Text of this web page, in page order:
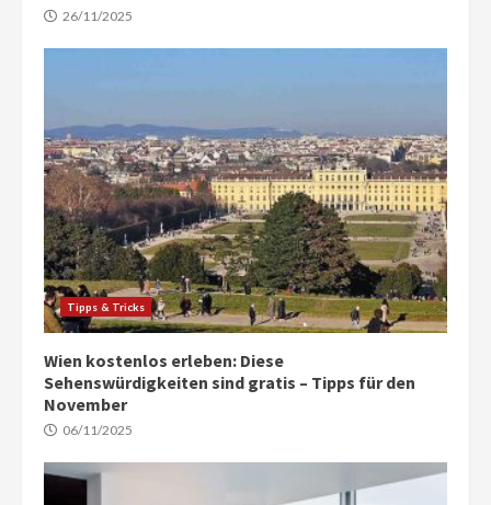
26/11/2025
Tipps & Tricks
Wien kostenlos erleben: Diese
Sehenswürdigkeiten sind gratis – Tipps für den
November
06/11/2025